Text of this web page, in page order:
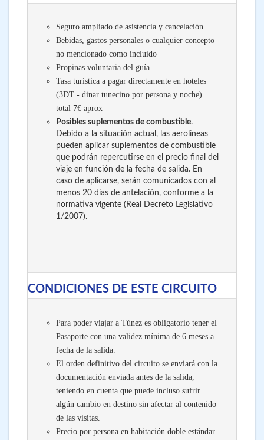
Seguro ampliado de asistencia y cancelación
Bebidas, gastos personales o cualquier concepto
no mencionado como incluido
Propinas voluntaria del guía
Tasa turística a pagar directamente en hoteles
(3DT - dinar tunecino por persona y noche)
total 7€ aprox
Posibles suplementos de combustible.
Debido a la situación actual, las aerolíneas
pueden aplicar suplementos de combustible
que podrán repercutirse en el precio final del
viaje en función de la fecha de salida. En
caso de aplicarse, serán comunicados con al
menos 20 días de antelación, conforme a la
normativa vigente (Real Decreto Legislativo
1/2007).
CONDICIONES DE ESTE CIRCUITO
Para poder viajar a Túnez es obligatorio tener el
Pasaporte con una validez mínima de 6 meses a
fecha de la salida.
El orden definitivo del circuito se enviará con la
documentación enviada antes de la salida,
teniendo en cuenta que puede incluso sufrir
algún cambio en destino sin afectar al contenido
de las visitas.
Precio por persona en habitación doble estándar.